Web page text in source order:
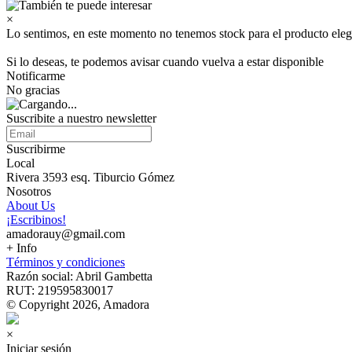
×
Lo sentimos, en este momento no tenemos stock para el producto
Si lo deseas, te podemos avisar cuando vuelva a estar disponible
Notificarme
No gracias
Suscribite a nuestro newsletter
Suscribirme
Local
Rivera 3593 esq. Tiburcio Gómez
Nosotros
About Us
¡Escribinos!
amadorauy@gmail.com
+ Info
Términos y condiciones
Razón social: Abril Gambetta
RUT: 219595830017
© Copyright 2026, Amadora
×
Iniciar sesión